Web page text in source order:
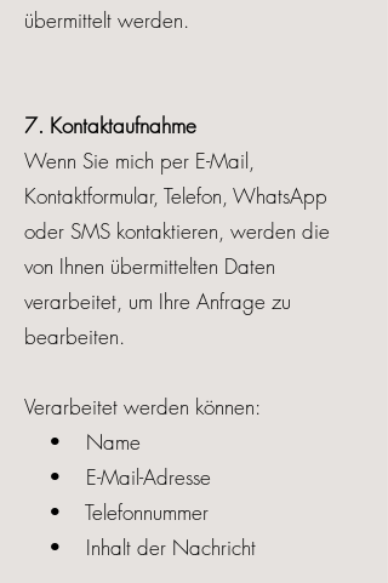
übermittelt werden.
7. Kontaktaufnahme
Wenn Sie mich per E-Mail,
Kontaktformular, Telefon, WhatsApp
oder SMS kontaktieren, werden die
von Ihnen übermittelten Daten
verarbeitet, um Ihre Anfrage zu
bearbeiten.
Verarbeitet werden können:
• Name
• E-Mail-Adresse
• Telefonnummer
• Inhalt der Nachricht